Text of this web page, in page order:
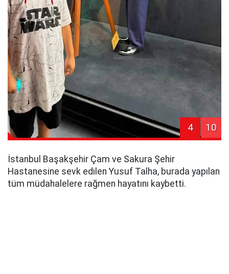
4 10
İstanbul Başakşehir Çam ve Sakura Şehir
Hastanesine sevk edilen Yusuf Talha, burada yapılan
tüm müdahalelere rağmen hayatını kaybetti.